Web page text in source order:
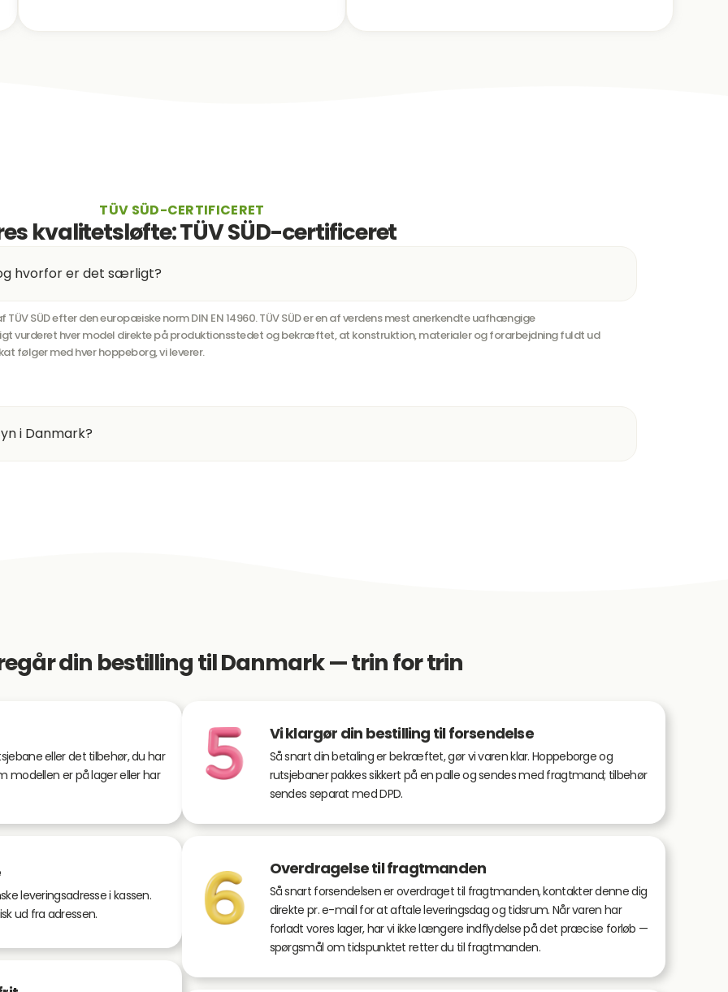
TÜV SÜD-CERTIFICERET
kvalitetsløfte: TÜV SÜD-certificeret
hvorfor er det særligt?
SÜD efter den europæiske norm DIN EN 14960. TÜV SÜD er en af verdens mest anerkendte uafhængige
vurderet hver model direkte på produktionsstedet og bekræftet, at konstruktion, materialer og forarbejdning fuldt ud
følger med hver hoppeborg, vi leverer.
i Danmark?
din bestilling til Danmark — trin for trin
eller det tilbehør, du har
modellen er på lager eller har
leveringsadresse i kassen.
ud fra adressen.
Vi klargør din bestilling til forsendelse
Så snart din betaling er bekræftet, gør vi varen klar. Hoppeborge og
rutsjebaner pakkes sikkert på en palle og sendes med fragtmand; tilbehør
sendes separat med DPD.
Overdragelse til fragtmanden
Så snart forsendelsen er overdraget til fragtmanden, kontakter denne dig
direkte pr. e-mail for at aftale leveringsdag og tidsrum. Når varen har
forladt vores lager, har vi ikke længere indflydelse på det præcise forløb —
spørgsmål om tidspunktet retter du til fragtmanden.